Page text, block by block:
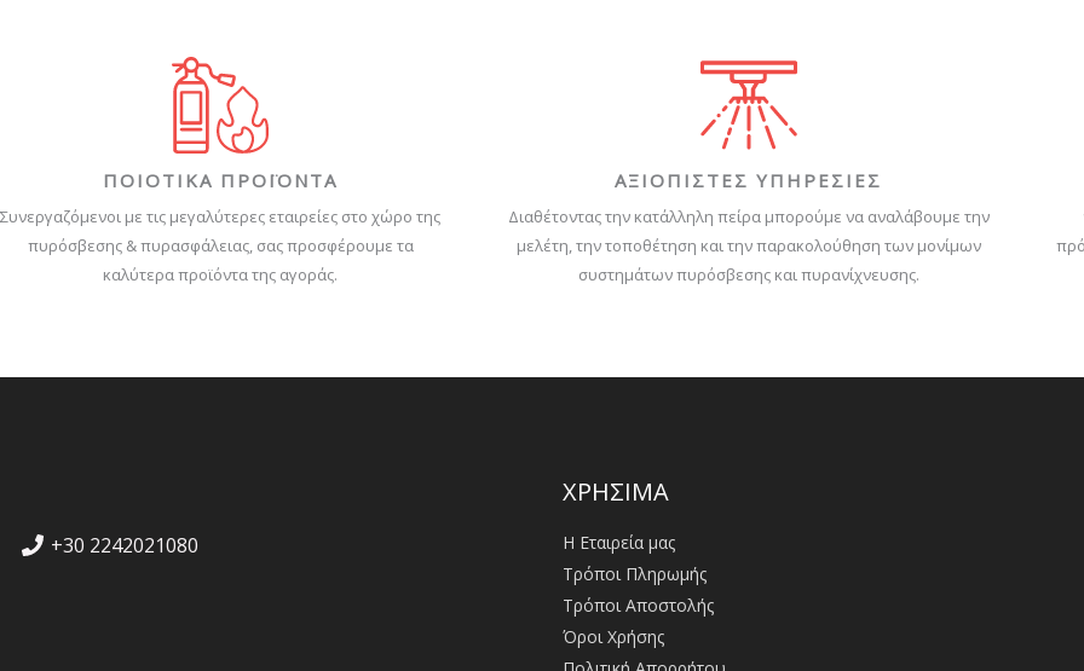
ΠΟΙΟΤΙΚΑ ΠΡΟΪΟΝΤΑ
Συνεργαζόμενοι με τις μεγαλύτερες εταιρείες στο χώρο της
πυρόσβεσης & πυρασφάλειας, σας προσφέρουμε τα
καλύτερα προϊόντα της αγοράς.
ΑΞΙΟΠΙΣΤΕΣ ΥΠΗΡΕΣΙΕΣ
Διαθέτοντας την κατάλληλη πείρα μπορούμε να αναλάβουμε την
μελέτη, την τοποθέτηση και την παρακολούθηση των μονίμων
συστημάτων πυρόσβεσης και πυρανίχνευσης.
+30 2242021080
ΧΡΗΣΙΜΑ
Η Εταιρεία μας
Τρόποι Πληρωμής
Τρόποι Αποστολής
Όροι Χρήσης